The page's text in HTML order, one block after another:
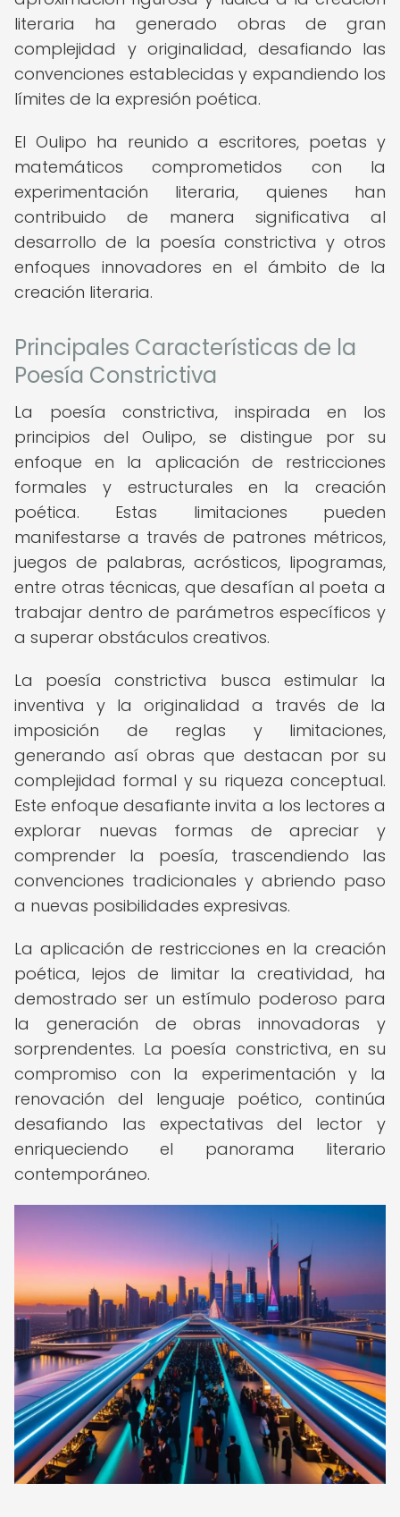
literaria ha generado obras de gran
complejidad y originalidad, desafiando las
convenciones establecidas y expandiendo los
límites de la expresión poética.
El Oulipo ha reunido a escritores, poetas y
matemáticos comprometidos con la
experimentación literaria, quienes han
contribuido de manera significativa al
desarrollo de la poesía constrictiva y otros
enfoques innovadores en el ámbito de la
creación literaria.
Principales Características de la
Poesía Constrictiva
La poesía constrictiva, inspirada en los
principios del Oulipo, se distingue por su
enfoque en la aplicación de restricciones
formales y estructurales en la creación
poética. Estas limitaciones pueden
manifestarse a través de patrones métricos,
juegos de palabras, acrósticos, lipogramas,
entre otras técnicas, que desafían al poeta a
trabajar dentro de parámetros específicos y
a superar obstáculos creativos.
La poesía constrictiva busca estimular la
inventiva y la originalidad a través de la
imposición de reglas y limitaciones,
generando así obras que destacan por su
complejidad formal y su riqueza conceptual.
Este enfoque desafiante invita a los lectores a
explorar nuevas formas de apreciar y
comprender la poesía, trascendiendo las
convenciones tradicionales y abriendo paso
a nuevas posibilidades expresivas.
La aplicación de restricciones en la creación
poética, lejos de limitar la creatividad, ha
demostrado ser un estímulo poderoso para
la generación de obras innovadoras y
sorprendentes. La poesía constrictiva, en su
compromiso con la experimentación y la
renovación del lenguaje poético, continúa
desafiando las expectativas del lector y
enriqueciendo el panorama literario
contemporáneo.